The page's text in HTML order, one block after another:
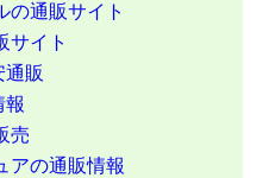
の通販サイト
サイト
通販
報
売
アの通販情報